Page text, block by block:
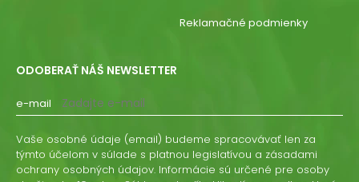
Reklamačné podmienky
ODOBERAŤ NÁŠ NEWSLETTER
e-mail
Vaše osobné údaje (email) budeme spracovávať len za
týmto účelom v súlade s platnou legislatívou a zásadami
ochrany osobných údajov. Informácie sú určené pre osoby